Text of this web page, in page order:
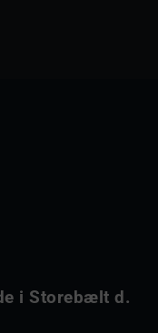
i Storebælt d.